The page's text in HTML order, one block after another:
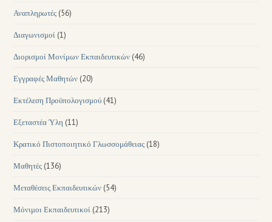
Αναπληρωτές (56)
Διαγωνισμοί (1)
Διορισμοί Μονίμων Εκπαιδευτικών (46)
Εγγραφές Μαθητών (20)
Εκτέλεση Προϋπολογισμού (41)
Εξεταστέα Ύλη (11)
Κρατικό Πιστοποιητικό Γλωσσομάθειας (18)
Μαθητές (136)
Μεταθέσεις Εκπαιδευτικών (54)
Μόνιμοι Εκπαιδευτικοί (213)